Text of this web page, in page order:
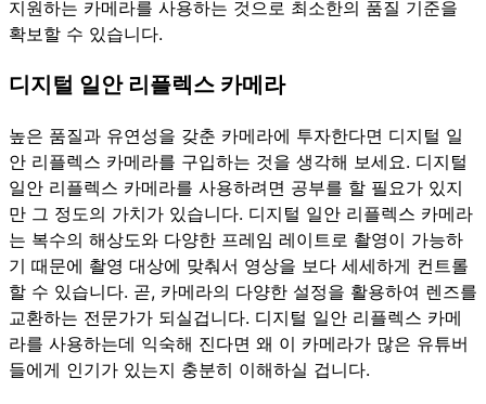
지원하는 카메라를 사용하는 것으로 최소한의 품질 기준을
확보할 수 있습니다.
디지털 일안 리플렉스 카메라
높은 품질과 유연성을 갖춘 카메라에 투자한다면 디지털 일
안 리플렉스 카메라를 구입하는 것을 생각해 보세요. 디지털
일안 리플렉스 카메라를 사용하려면 공부를 할 필요가 있지
만 그 정도의 가치가 있습니다. 디지털 일안 리플렉스 카메라
는 복수의 해상도와 다양한 프레임 레이트로 촬영이 가능하
기 때문에 촬영 대상에 맞춰서 영상을 보다 세세하게 컨트롤
할 수 있습니다. 곧, 카메라의 다양한 설정을 활용하여 렌즈를
교환하는 전문가가 되실겁니다. 디지털 일안 리플렉스 카메
라를 사용하는데 익숙해 진다면 왜 이 카메라가 많은 유튜버
들에게 인기가 있는지 충분히 이해하실 겁니다.